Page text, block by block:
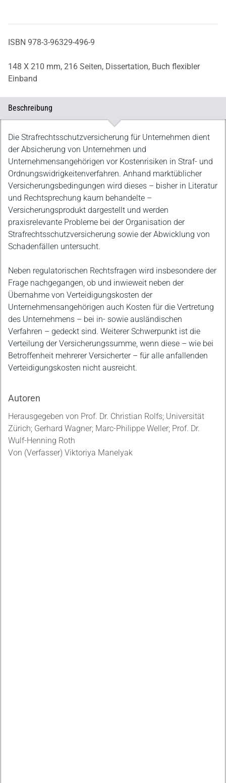
ISBN 978-3-96329-496-9
148 X 210 mm, 216 Seiten, Dissertation, Buch flexibler
Einband
Beschreibung
Beschreibung
Die Strafrechtsschutzversicherung für Unternehmen dient
der Absicherung von Unternehmen und
Unternehmensangehörigen vor Kostenrisiken in Straf- und
Ordnungswidrigkeitenverfahren. Anhand marktüblicher
Versicherungsbedingungen wird dieses – bisher in Literatur
und Rechtsprechung kaum behandelte –
Versicherungsprodukt dargestellt und werden
praxisrelevante Probleme bei der Organisation der
Strafrechtsschutzversicherung sowie der Abwicklung von
Schadenfällen untersucht.
Neben regulatorischen Rechtsfragen wird insbesondere der
Frage nachgegangen, ob und inwieweit neben der
Übernahme von Verteidigungskosten der
Unternehmensangehörigen auch Kosten für die Vertretung
des Unternehmens – bei in- sowie ausländischen
Verfahren – gedeckt sind. Weiterer Schwerpunkt ist die
Verteilung der Versicherungssumme, wenn diese – wie bei
Betroffenheit mehrerer Versicherter – für alle anfallenden
Verteidigungskosten nicht ausreicht.
Autoren
Herausgegeben von Prof. Dr. Christian Rolfs; Universität
Zürich; Gerhard Wagner; Marc-Philippe Weller; Prof. Dr.
Wulf-Henning Roth
Von (Verfasser) Viktoriya Manelyak